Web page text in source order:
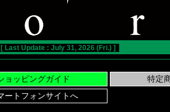
[ Last Update : July 31, 2026 (Fri.) ]